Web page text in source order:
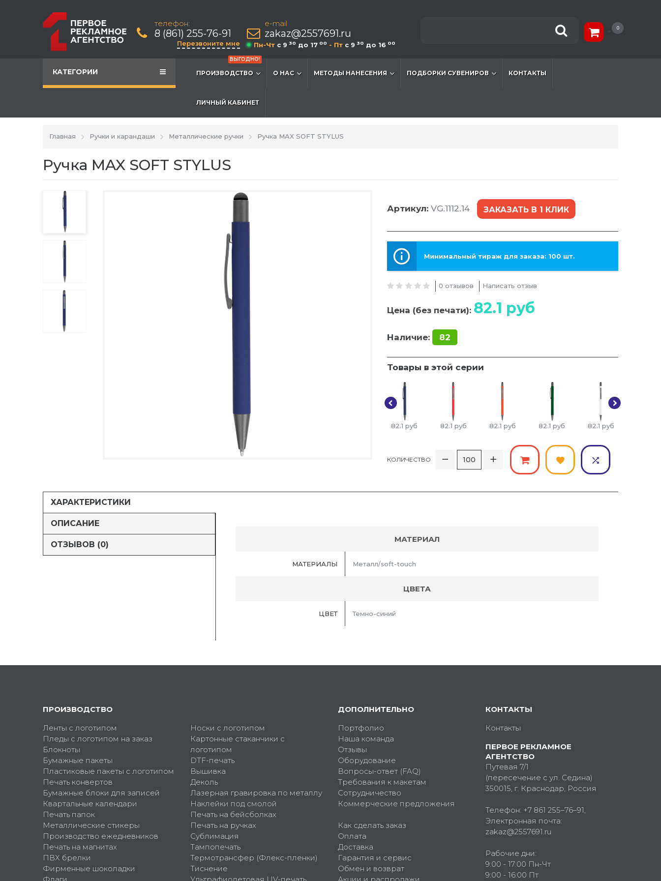
телефон:
8 (861) 255-76-91
Перезвоните мне
e-mail
zakaz@2557691.ru
Пн-Чт c 9 30 до 17 00 - Пт c 9 30 до 16 00
0
КАТЕГОРИИ
ВЫГОДНО!
ПРОИЗВОДСТВО О НАС МЕТОДЫ НАНЕСЕНИЯ ПОДБОРКИ СУВЕНИРОВ КОНТАКТЫ
ЛИЧНЫЙ КАБИНЕТ
Главная Ручки и карандаши Металлические ручки Ручка MAX SOFT STYLUS
Ручка MAX SOFT STYLUS
Артикул: VG.1112.14 ЗАКАЗАТЬ В 1 КЛИК
Минимальный тираж для заказа: 100 шт.
0 отзывов Написать отзыв
Цена (без печати): 82.1 руб
Наличие: 82
Товары в этой серии
82.1 руб 82.1 руб 82.1 руб 82.1 руб 82.1 руб
КОЛИЧЕСТВО
ХАРАКТЕРИСТИКИ
ОПИСАНИЕ
ОТЗЫВОВ (0)
МАТЕРИАЛ
МАТЕРИАЛЫ Металл/soft-touch
ЦВЕТА
ЦВЕТ Темно-синий
ПРОИЗВОДСТВО
Ленты с логотипом
Пледы с логотипом на заказ
Блокноты
Бумажные пакеты
Пластиковые пакеты с логотипом
Печать конвертов
Бумажные блоки для записей
Квартальные календари
Печать папок
Металлические стикеры
Производство ежедневников
Печать на магнитах
ПВХ брелки
Фирменные шоколадки
Носки с логотипом
Картонные стаканчики с
логотипом
DTF-печать
Вышивка
Деколь
Лазерная гравировка по металлу
Наклейки под смолой
Печать на бейсболках
Печать на ручках
Сублимация
Тампопечать
Термотрансфер (Флекс-пленки)
Тиснение
ДОПОЛНИТЕЛЬНО
Портфолио
Наша команда
Отзывы
Оборудование
Вопросы-ответ (FAQ)
Требования к макетам
Сотрудничество
Коммерческие предложения
Как сделать заказ
Оплата
Доставка
Гарантия и сервис
Обмен и возврат
КОНТАКТЫ
Контакты
ПЕРВОЕ РЕКЛАМНОЕ
АГЕНТСТВО
Путевая 7/1
(пересечение с ул. Седина)
350015, г. Краснодар, Россия
Телефон: +7 861 255–76–91,
Электронная почта:
zakaz@2557691.ru
Рабочие дни:
9:00 - 17:00 Пн-Чт
9:00 - 16:00 Пт